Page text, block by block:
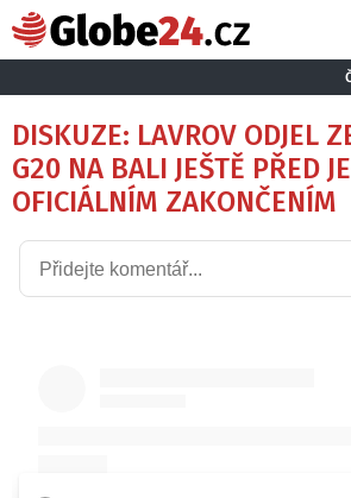
DISKUZE: LAVROV ODJEL
G20 NA BALI JEŠTĚ PŘED
OFICIÁLNÍM ZAKONČENÍM